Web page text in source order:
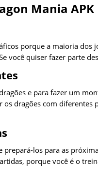
Mania APK
porque a maioria dos
você quiser fazer parte
e para fazer um
os dragões com
prepará-los para as
porque você é o